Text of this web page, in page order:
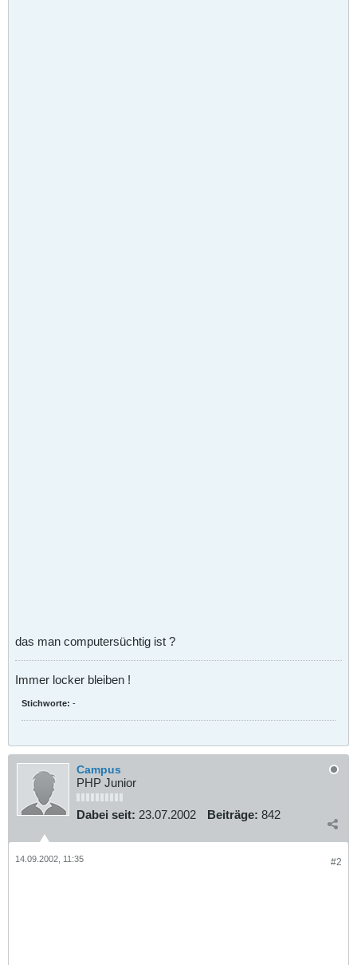
das man computersüchtig ist ?
Immer locker bleiben !
Stichworte: -
Campus
PHP Junior
Dabei seit: 23.07.2002 Beiträge: 842
#2
14.09.2002, 11:35